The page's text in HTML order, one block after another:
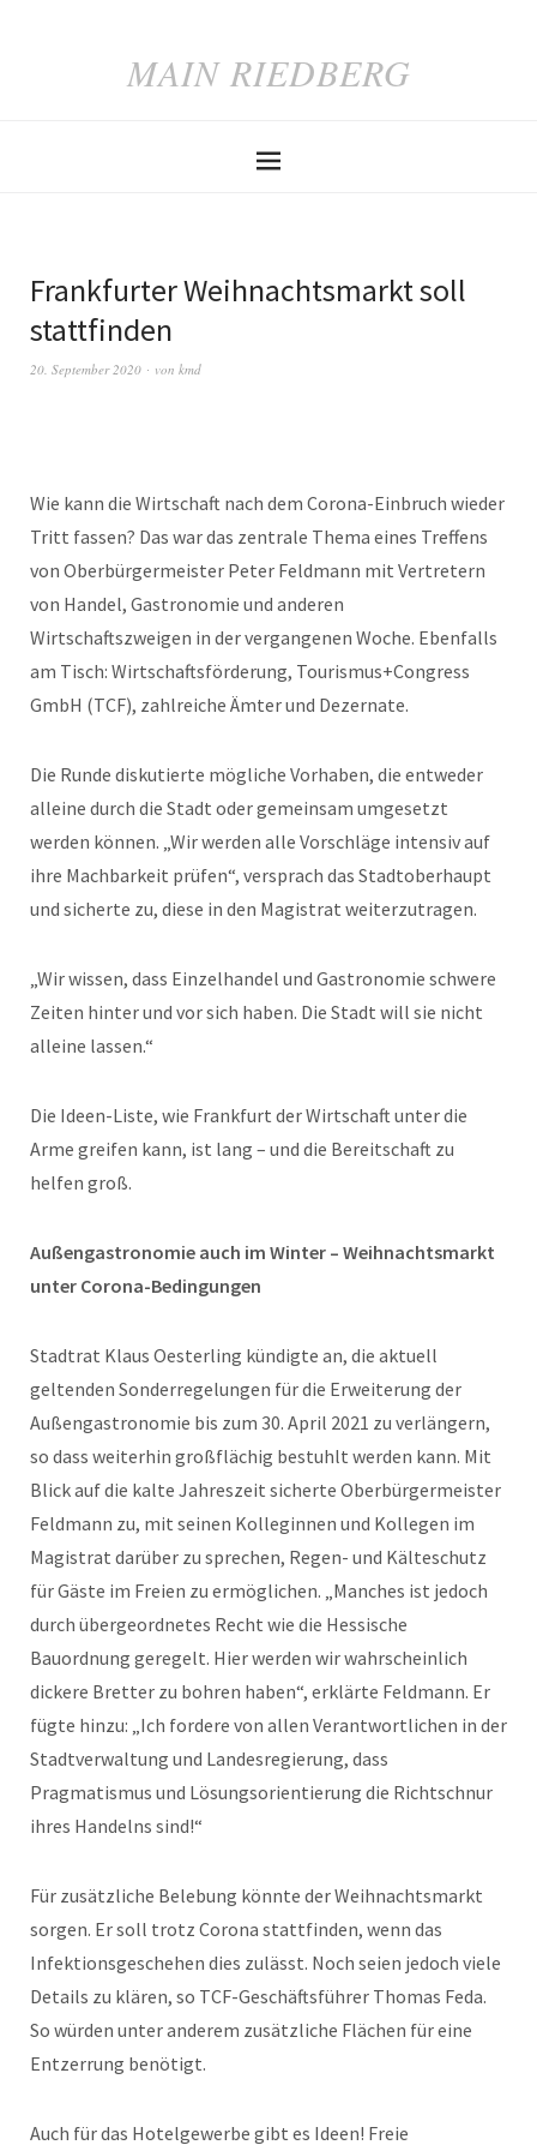
MAIN RIEDBERG
Frankfurter Weihnachtsmarkt soll
stattfinden
20. September 2020 von kmd
Wie kann die Wirtschaft nach dem Corona-Einbruch wieder
Tritt fassen? Das war das zentrale Thema eines Treffens
von Oberbürgermeister Peter Feldmann mit Vertretern
von Handel, Gastronomie und anderen
Wirtschaftszweigen in der vergangenen Woche. Ebenfalls
am Tisch: Wirtschaftsförderung, Tourismus+Congress
GmbH (TCF), zahlreiche Ämter und Dezernate.
Die Runde diskutierte mögliche Vorhaben, die entweder
alleine durch die Stadt oder gemeinsam umgesetzt
werden können. „Wir werden alle Vorschläge intensiv auf
ihre Machbarkeit prüfen“, versprach das Stadtoberhaupt
und sicherte zu, diese in den Magistrat weiterzutragen.
„Wir wissen, dass Einzelhandel und Gastronomie schwere
Zeiten hinter und vor sich haben. Die Stadt will sie nicht
alleine lassen.“
Die Ideen-Liste, wie Frankfurt der Wirtschaft unter die
Arme greifen kann, ist lang – und die Bereitschaft zu
helfen groß.
Außengastronomie auch im Winter – Weihnachtsmarkt
unter Corona-Bedingungen
Stadtrat Klaus Oesterling kündigte an, die aktuell
geltenden Sonderregelungen für die Erweiterung der
Außengastronomie bis zum 30. April 2021 zu verlängern,
so dass weiterhin großflächig bestuhlt werden kann. Mit
Blick auf die kalte Jahreszeit sicherte Oberbürgermeister
Feldmann zu, mit seinen Kolleginnen und Kollegen im
Magistrat darüber zu sprechen, Regen- und Kälteschutz
für Gäste im Freien zu ermöglichen. „Manches ist jedoch
durch übergeordnetes Recht wie die Hessische
Bauordnung geregelt. Hier werden wir wahrscheinlich
dickere Bretter zu bohren haben“, erklärte Feldmann. Er
fügte hinzu: „Ich fordere von allen Verantwortlichen in der
Stadtverwaltung und Landesregierung, dass
Pragmatismus und Lösungsorientierung die Richtschnur
ihres Handelns sind!“
Für zusätzliche Belebung könnte der Weihnachtsmarkt
sorgen. Er soll trotz Corona stattfinden, wenn das
Infektionsgeschehen dies zulässt. Noch seien jedoch viele
Details zu klären, so TCF-Geschäftsführer Thomas Feda.
So würden unter anderem zusätzliche Flächen für eine
Entzerrung benötigt.
Auch für das Hotelgewerbe gibt es Ideen! Freie